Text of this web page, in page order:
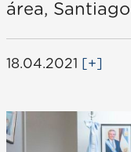
área,
18.04.2021 [+]